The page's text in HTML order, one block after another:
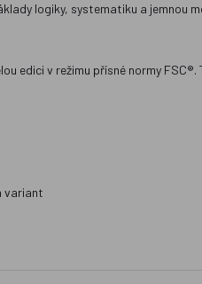
logiky, systematiku a jemnou
edici v režimu přísné normy
variant